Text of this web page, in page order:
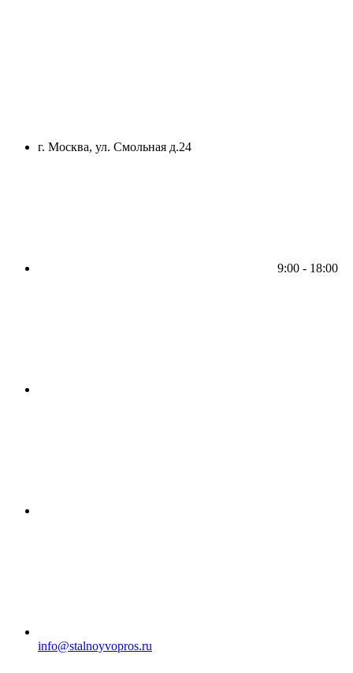
г. Москва, ул. Смольная д.24
9:00 - 18:00
info@stalnoyvopros.ru